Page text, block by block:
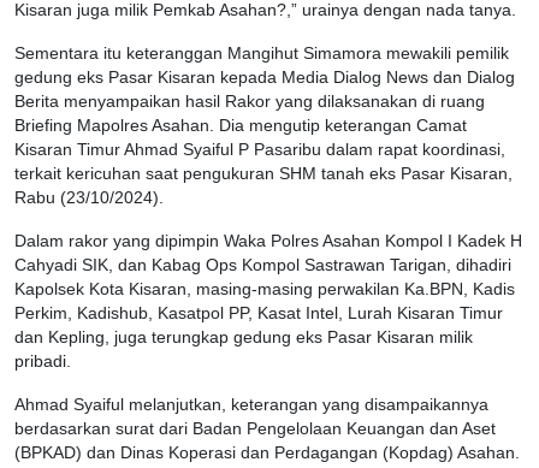
Kisaran juga milik Pemkab Asahan?,” urainya dengan nada tanya.
Sementara itu keteranggan Mangihut Simamora mewakili pemilik
gedung eks Pasar Kisaran kepada Media Dialog News dan Dialog
Berita menyampaikan hasil Rakor yang dilaksanakan di ruang
Briefing Mapolres Asahan. Dia mengutip keterangan Camat
Kisaran Timur Ahmad Syaiful P Pasaribu dalam rapat koordinasi,
terkait kericuhan saat pengukuran SHM tanah eks Pasar Kisaran,
Rabu (23/10/2024).
Dalam rakor yang dipimpin Waka Polres Asahan Kompol I Kadek H
Cahyadi SIK, dan Kabag Ops Kompol Sastrawan Tarigan, dihadiri
Kapolsek Kota Kisaran, masing-masing perwakilan Ka.BPN, Kadis
Perkim, Kadishub, Kasatpol PP, Kasat Intel, Lurah Kisaran Timur
dan Kepling, juga terungkap gedung eks Pasar Kisaran milik
pribadi.
Ahmad Syaiful melanjutkan, keterangan yang disampaikannya
berdasarkan surat dari Badan Pengelolaan Keuangan dan Aset
(BPKAD) dan Dinas Koperasi dan Perdagangan (Kopdag) Asahan.